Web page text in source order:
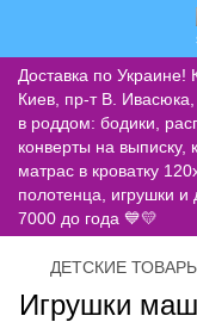
Доставка по Украине!
Киев, пр-т В.
в роддом: бодики,
конверты на
матрас в кроватку
полотенца, игрушки
7000 до года 💙💛
ДЕТСКИЕ
Игрушки